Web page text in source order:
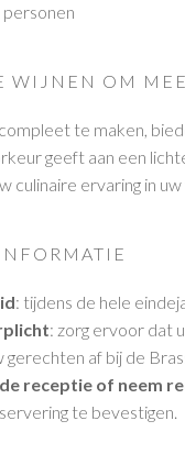
WIJNEN OM
te maken,
geeft aan een
culinaire ervaring in
: tijdens de hele
: zorg ervoor dat
gerechten af bij de
receptie of neem
te bevestigen.